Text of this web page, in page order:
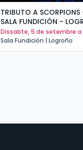
TRIBUTO A
SALA FUNDICIÓN -
dissabte, 5 de setembre a
Sala Fundición | Logroño